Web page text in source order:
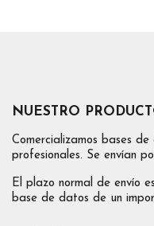
NUESTRO
Comercializamos bases
profesionales. Se envían
El plazo normal de envío
base de datos de un